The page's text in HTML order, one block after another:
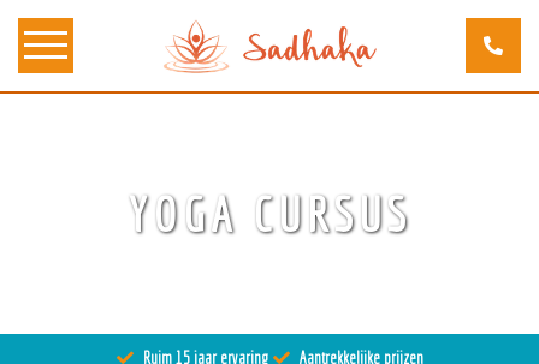
YOGA CURSUS
Ruim 15 jaar ervaring
Aantrekkelijke prijzen